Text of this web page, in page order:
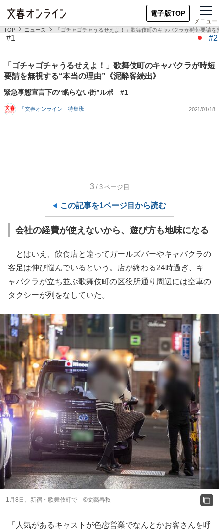
電子版TOP
メニュー
TOP ニュース 「ゴチャゴチャうるせえよ！」歌舞伎町のキャバクラが時短要請
#1 #2
「ゴチャゴチャうるせえよ！」歌舞伎町のキャバクラが時短
要請を無視する“本当の理由”《泥酔客続出》
緊急事態宣言下の“眠らない街”ルポ #1
「文春オンライン」特集班 2021/01/18
3 /3 ページ目
この記事を1ページ目から読む
会社の経費が使えないから、遊び方も地味になる
とはいえ、飲食店と違ってガールズバーやキャバクラの
客足は伸び悩んでいるという。店が終わる24時過ぎ、キ
ャバクラが立ち並ぶ歌舞伎町の区役所通り周辺には空車の
タクシーが列をなしていた。
1月8日、新宿・歌舞伎町で ©️文藝春秋
「人気があるキャストが色恋営業でなんとかお客さんを呼